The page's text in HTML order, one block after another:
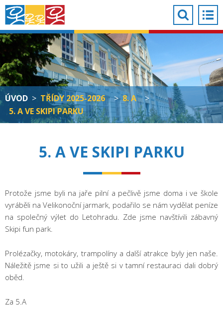
ÚVOD > TŘÍDY 2025-2026 > 8. A
>
5. A VE SKIPI PARKU
5. A VE SKIPI PARKU
Protože jsme byli na jaře pilní a pečlivě jsme doma i ve škole
vyráběli na Velikonoční jarmark, podařilo se nám vydělat peníze
na společný výlet do Letohradu. Zde jsme navštívili zábavný
Skipi fun park.
Prolézačky, motokáry, trampolíny a další atrakce byly jen naše.
Náležitě jsme si to užili a ještě si v tamní restauraci dali dobrý
oběd.
Za 5.A